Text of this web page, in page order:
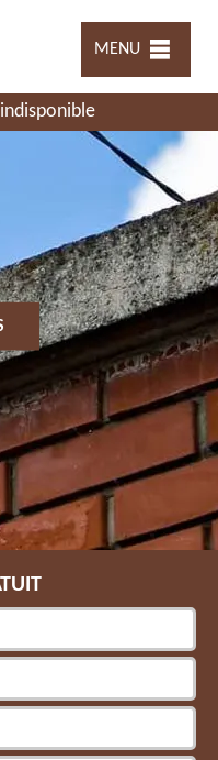
MENU
indisponible